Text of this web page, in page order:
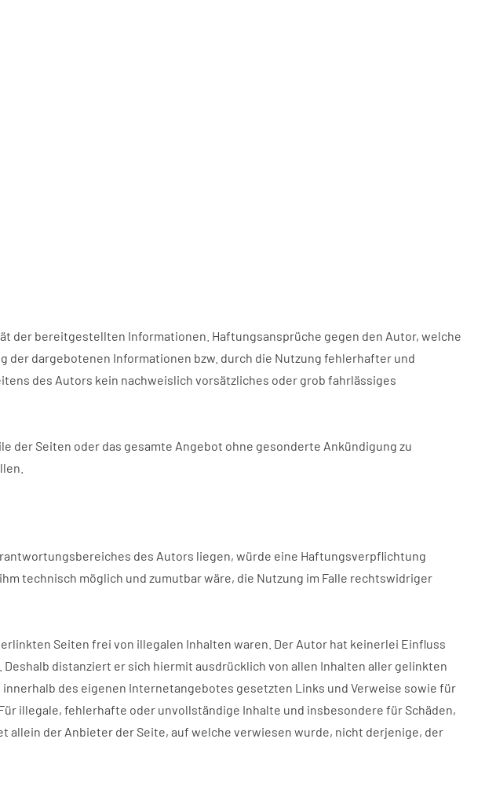
der bereitgestellten Informationen. Haftungsansprüche gegen den Autor, welche
dargebotenen Informationen bzw. durch die Nutzung fehlerhafter und
des Autors kein nachweislich vorsätzliches oder grob fahrlässiges
der Seiten oder das gesamte Angebot ohne gesonderte Ankündigung zu
des Autors liegen, würde eine Haftungsverpflichtung
technisch möglich und zumutbar wäre, die Nutzung im Falle rechtswidriger
Seiten frei von illegalen Inhalten waren. Der Autor hat keinerlei Einfluss
distanziert er sich hiermit ausdrücklich von allen Inhalten aller gelinkten
des eigenen Internetangebotes gesetzten Links und Verweise sowie für
illegale, fehlerhafte oder unvollständige Inhalte und insbesondere für Schäden,
der Anbieter der Seite, auf welche verwiesen wurde, nicht derjenige, der